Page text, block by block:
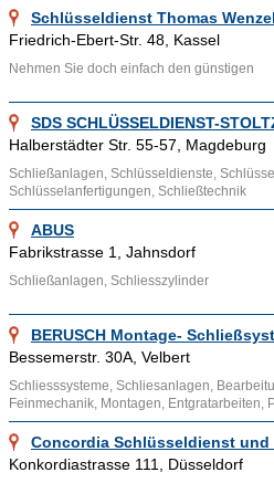
sind Schließanlagen, die die
Zentralschlossanlagen und
Ähnliche Themenbereiche wie
über diesen Link aufgesucht
Informationen zu den Themen
Schlüsseldienst Thomas Wenzel
Friedrich-Ebert-Str. 48, Kassel
Nehmen Sie doch einfach den günstigen
SDS SCHLÜSSELDIENST-
Halberstädter Str. 55-57, Magdeburg
Schließanlagen, Schlüsseldienste,
Schlüsselanfertigungen, Schließtechnik
ABUS
Fabrikstrasse 1, Jahnsdorf
Schließanlagen, Schliesszylinder
BERUSCH Montage-
Bessemerstr. 30A, Velbert
Schliesssysteme, Schliesanlagen,
Feinmechanik, Montagen, Entgratarbeiten,
Concordia Schlüsseldienst
Konkordiastrasse 111, Düsseldorf